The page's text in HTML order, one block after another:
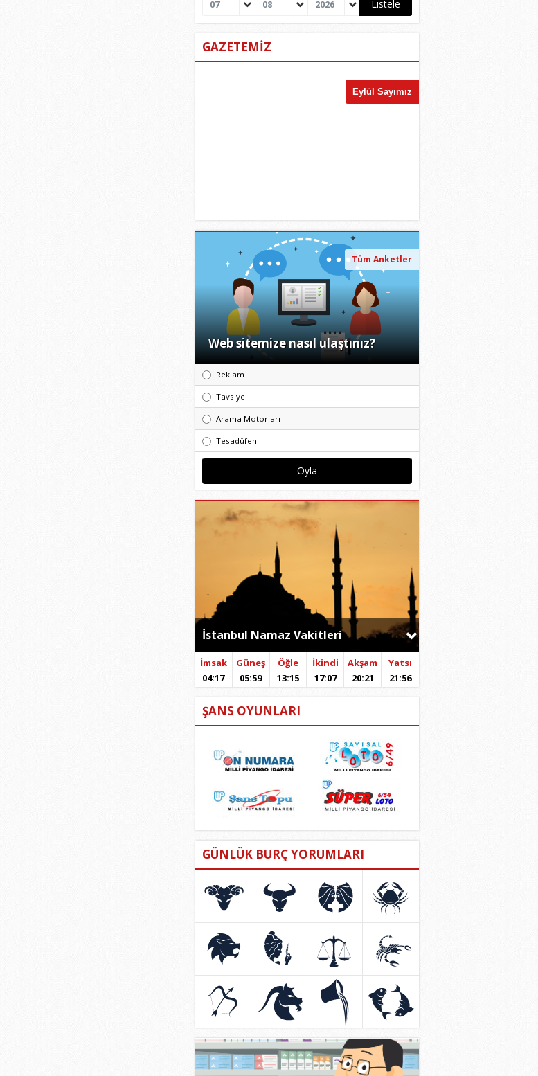
07 08 2026
GAZETEMİZ
Tüm Anketler
Web sitemize nasıl ulaştınız?
Reklam
Tavsiye
Arama Motorları
Tesadüfen
İstanbul
İmsak Güneş Öğle İkindi Akşam
Yatsı
04:17
05:59 13:15 17:07 20:21 21:56
ŞANS OYUNLARI
GÜNLÜK BURÇ YORUMLARI
KOÇ
21 Mart
19 Nisan
BOĞA
20 Nisan
20 Mayıs
İKİZLER
21 Mayıs
21 Haziran
YENGEÇ
22 Haziran
22 Temmuz
ASLAN
23 Temmuz
22 Ağustos
BAŞAK
23 Ağustos
22 Eylül
TERAZİ
23 Eylül
22 Ekim
AKREP
23 Ekim
21 Kasım
YAY
22 Kasım
21 Aralık
OĞLAK
22 Aralık
19 Ocak
KOVA
22 Aralık
19 Ocak
BALIK
19 Şubat
20 Mart